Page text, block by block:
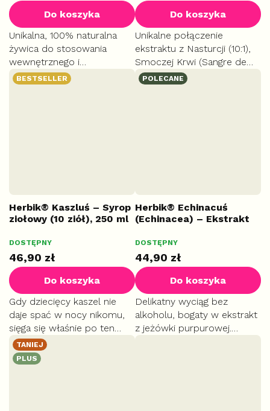
wynosi
5,0
na
5
gwiazdek.
Do koszyka
Unikalna, 100% naturalna
żywica do stosowania
wewnętrznego i
zewnętrznego. Przyspiesza
Do koszyka
Unikalne połączenie
ekstraktu z Nasturcji (10:1),
Smoczej Krwi (Sangre de
Drago) i Witaminy C.
BESTSELLER
Herbik® Kaszluś – Syrop
ziołowy (10 ziół), 250 ml
DOSTĘPNY
46,90 zł
Do koszyka
Gdy dziecięcy kaszel nie
daje spać w nocy nikomu,
sięga się właśnie po ten
syrop. Dziesięć starannie
dobranych ziół w jednym,
przyjemnie słodkim smaku.
POLECANE
Herbik® Echinacuś
(Echinacea) – Ekstrakt
IMUNO
DOSTĘPNY
44,90 zł
Do koszyka
Delikatny wyciąg bez
alkoholu, bogaty w ekstrakt
z jeżówki purpurowej.
TANIEJ
PLUS